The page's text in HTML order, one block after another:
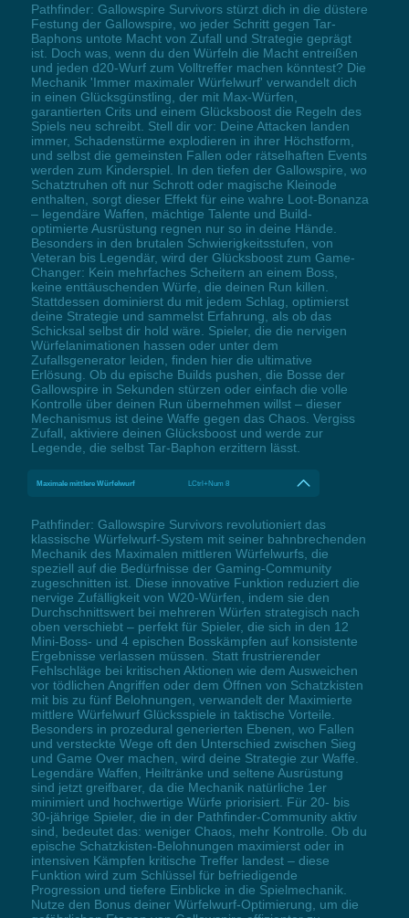
Pathfinder: Gallowspire Survivors stürzt dich in die düstere
Festung der Gallowspire, wo jeder Schritt gegen Tar-
Baphons untote Macht von Zufall und Strategie geprägt
ist. Doch was, wenn du den Würfeln die Macht entreißen
und jeden d20-Wurf zum Volltreffer machen könntest? Die
Mechanik 'Immer maximaler Würfelwurf' verwandelt dich
in einen Glücksgünstling, der mit Max-Würfen,
garantierten Crits und einem Glücksboost die Regeln des
Spiels neu schreibt. Stell dir vor: Deine Attacken landen
immer, Schadenstürme explodieren in ihrer Höchstform,
und selbst die gemeinsten Fallen oder rätselhaften Events
werden zum Kinderspiel. In den tiefen der Gallowspire, wo
Schatztruhen oft nur Schrott oder magische Kleinode
enthalten, sorgt dieser Effekt für eine wahre Loot-Bonanza
– legendäre Waffen, mächtige Talente und Build-
optimierte Ausrüstung regnen nur so in deine Hände.
Besonders in den brutalen Schwierigkeitsstufen, von
Veteran bis Legendär, wird der Glücksboost zum Game-
Changer: Kein mehrfaches Scheitern an einem Boss,
keine enttäuschenden Würfe, die deinen Run killen.
Stattdessen dominierst du mit jedem Schlag, optimierst
deine Strategie und sammelst Erfahrung, als ob das
Schicksal selbst dir hold wäre. Spieler, die die nervigen
Würfelanimationen hassen oder unter dem
Zufallsgenerator leiden, finden hier die ultimative
Erlösung. Ob du epische Builds pushen, die Bosse der
Gallowspire in Sekunden stürzen oder einfach die volle
Kontrolle über deinen Run übernehmen willst – dieser
Mechanismus ist deine Waffe gegen das Chaos. Vergiss
Zufall, aktiviere deinen Glücksboost und werde zur
Legende, die selbst Tar-Baphon erzittern lässt.
Maximale mittlere Würfelwurf LCtrl+Num 8
Pathfinder: Gallowspire Survivors revolutioniert das
klassische Würfelwurf-System mit seiner bahnbrechenden
Mechanik des Maximalen mittleren Würfelwurfs, die
speziell auf die Bedürfnisse der Gaming-Community
zugeschnitten ist. Diese innovative Funktion reduziert die
nervige Zufälligkeit von W20-Würfen, indem sie den
Durchschnittswert bei mehreren Würfen strategisch nach
oben verschiebt – perfekt für Spieler, die sich in den 12
Mini-Boss- und 4 epischen Bosskämpfen auf konsistente
Ergebnisse verlassen müssen. Statt frustrierender
Fehlschläge bei kritischen Aktionen wie dem Ausweichen
vor tödlichen Angriffen oder dem Öffnen von Schatzkisten
mit bis zu fünf Belohnungen, verwandelt der Maximierte
mittlere Würfelwurf Glücksspiele in taktische Vorteile.
Besonders in prozedural generierten Ebenen, wo Fallen
und versteckte Wege oft den Unterschied zwischen Sieg
und Game Over machen, wird deine Strategie zur Waffe.
Legendäre Waffen, Heiltränke und seltene Ausrüstung
sind jetzt greifbarer, da die Mechanik natürliche 1er
minimiert und hochwertige Würfe priorisiert. Für 20- bis
30-jährige Spieler, die in der Pathfinder-Community aktiv
sind, bedeutet das: weniger Chaos, mehr Kontrolle. Ob du
epische Schatzkisten-Belohnungen maximierst oder in
intensiven Kämpfen kritische Treffer landest – diese
Funktion wird zum Schlüssel für befriedigende
Progression und tiefere Einblicke in die Spielmechanik.
Nutze den Bonus deiner Würfelwurf-Optimierung, um die